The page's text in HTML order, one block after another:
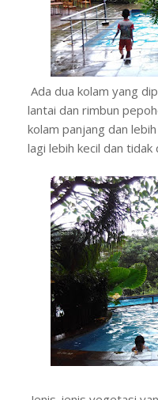
Ada dua kolam yang
lantai dan rimbun
kolam panjang dan
lagi lebih kecil dan tidak